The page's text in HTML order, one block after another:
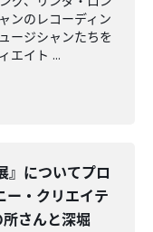
ンのレコーディン
ージシャンたちを
エイト ...
』についてプロ
ー・クリエイテ
さんと深堀